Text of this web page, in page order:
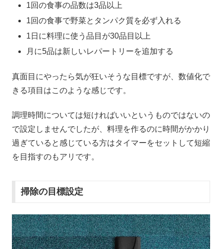
1回の食事の品数は3品以上
1回の食事で野菜とタンパク質を必ず入れる
1日に料理に使う品目が30品目以上
月に5品は新しいレパートリーを追加する
真面目にやったら気が狂いそうな目標ですが、数値化で
きる項目はこのような感じです。
調理時間については短ければいいというものではないの
で設定しませんでしたが、料理を作るのに時間がかかり
過ぎていると感じている方はタイマーをセットして短縮
を目指すのもアリです。
掃除の目標設定